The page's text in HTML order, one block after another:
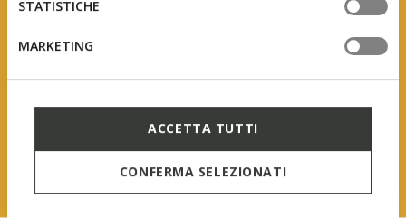
STATISTICHE
MARKETING
ACCETTA TUTTI
CONFERMA SELEZIONATI
accompagnare i piedini in crescita, adattandosi ai loro
SCOPRI DI PIÙ